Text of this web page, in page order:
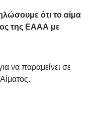
ότι το αίμα
της ΕΑΑΑ με
να παραμείνει σε